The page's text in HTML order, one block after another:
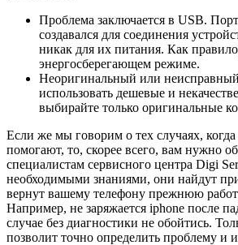
Проблема заключается в USB.
создавался для соединения
никак для их питания. Как
энергосберегающем режиме.
Неоригинальный или
использовать дешевые и
выбирайте только оригинальные
Если же мы говорим о тех случаях,
помогают, то, скорее всего, вам нужно
специалистам сервисного центра Digi
необходимыми знаниями, они найдут
вернут вашему телефону прежнюю
Например, не заряжается iphone после
случае без диагностики не обойтись.
позволит точно определить проблему и